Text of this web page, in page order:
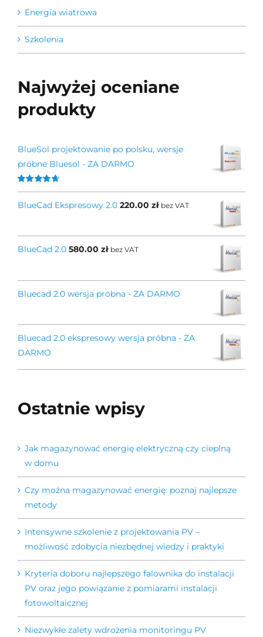
Energia wiatrowa
Szkolenia
Najwyżej oceniane
produkty
BlueSol projektowanie po polsku, wersje
próbne Bluesol - ZA DARMO
Oceniono
BlueCad Ekspresowy 2.0 220.00 zł bez VAT
BlueCad 2.0 580.00 zł bez VAT
Bluecad 2.0 wersja próbna - ZA DARMO
Bluecad 2.0 ekspresowy wersja próbna - ZA
DARMO
Ostatnie wpisy
Jak magazynować energię elektryczną czy cieplną
w domu
Czy można magazynować energię: poznaj najlepsze
metody
Intensywne szkolenie z projektowania PV –
możliwość zdobycia niezbędnej wiedzy i praktyki
Kryteria doboru najlepszego falownika do instalacji
PV oraz jego powiązanie z pomiarami instalacji
fotowoltaicznej
Niezwykłe zalety wdrożenia monitoringu PV